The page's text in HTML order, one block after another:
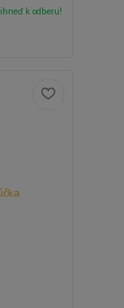
ihneď k odberu!